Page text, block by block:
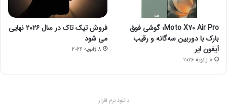
Moto X70 Air Pro؛ گوشی فوق
بارک با دوربین سه‌گانه و رقیب
آیفون ایر
8 ژانویه 2026
فروش تیک تاک در سال ۲۰۲۶ نهایی
می شود
8 ژانویه 2026
دانلود نرم افزار